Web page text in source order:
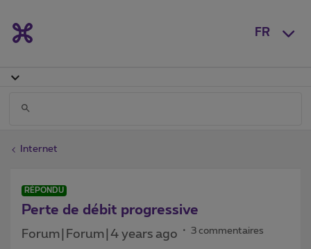
FR
Internet
RÉPONDU
Perte de débit progressive
Forum|Forum|4 years ago 3 commentaires